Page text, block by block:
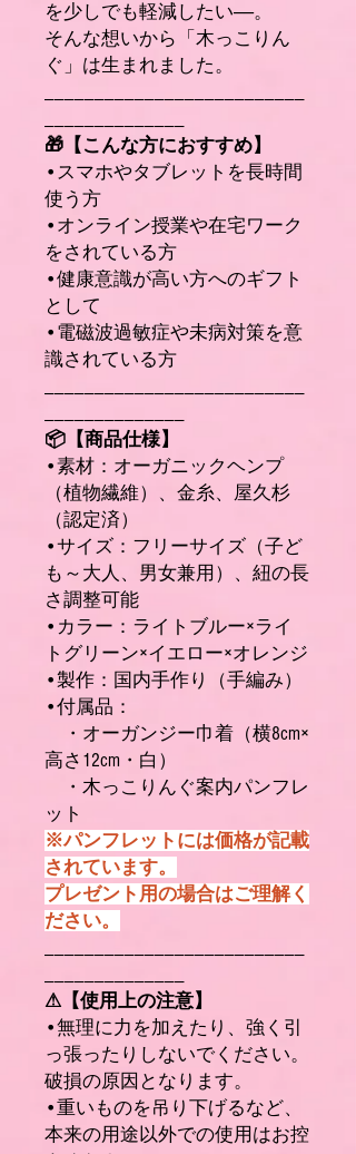
を少しでも軽減したい――。
そんな想いから「木っこりん
ぐ」は生まれました。
🎁【こんな方におすすめ】
•スマホやタブレットを長時間
使う方
•オンライン授業や在宅ワーク
をされている方
•健康意識が高い方へのギフト
として
•電磁波過敏症や未病対策を意
識されている方
📦【商品仕様】
•素材：オーガニックヘンプ
（植物繊維）、金糸、屋久杉
（認定済）
•サイズ：フリーサイズ（子ど
も～大人、男女兼用）、紐の長
さ調整可能
•カラー：ライトブルー×ライ
トグリーン×イエロー×オレンジ
•製作：国内手作り（手編み）
•付属品：
・オーガンジー巾着（横8cm×
高さ12cm・白）
・木っこりんぐ案内パンフレ
ット
※パンフレットには価格が記載
されています。
プレゼント用の場合はご理解く
ださい。
⚠【使用上の注意】
•無理に力を加えたり、強く引
っ張ったりしないでください。
破損の原因となります。
•重いものを吊り下げるなど、
本来の用途以外での使用はお控